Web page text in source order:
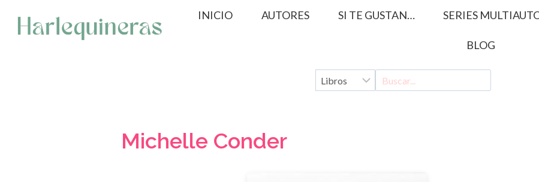
contenido
INICIO AUTORES SI TE GUSTAN… SERIES
BLOG
Michelle Conder